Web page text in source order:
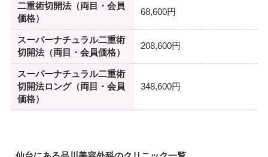
二重術切開法（両目・会員
価格）
68,600円
スーパーナチュラル二重術
切開法（両目・会員価格）
208,600円
スーパーナチュラル二重術
切開法ロング（両目・会員
価格）
348,600円